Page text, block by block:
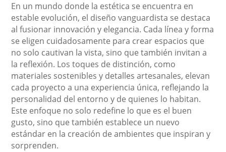
En un mundo donde la estética se encuentra en
estable evolución, el diseño vanguardista se destaca
al fusionar innovación y elegancia. Cada línea y forma
se eligen cuidadosamente para crear espacios que
no solo cautivan la vista, sino que también invitan a
la reflexión. Los toques de distinción, como
materiales sostenibles y detalles artesanales, elevan
cada proyecto a una experiencia única, reflejando la
personalidad del entorno y de quienes lo habitan.
Este enfoque no solo redefine lo que es el buen
gusto, sino que también establece un nuevo
estándar en la creación de ambientes que inspiran y
sorprenden.